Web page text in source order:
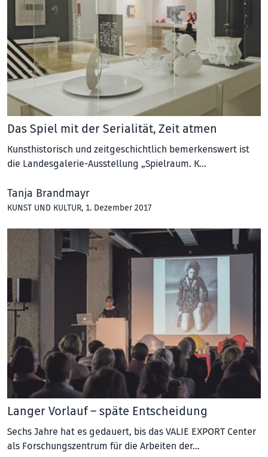
Das Spiel mit der Serialität, Zeit atmen
Kunsthistorisch und zeitgeschichtlich bemerkenswert ist
die Landesgalerie-Ausstellung „Spielraum. K…
Tanja Brandmayr
KUNST UND KULTUR, 1. Dezember 2017
Langer Vorlauf – späte Entscheidung
Sechs Jahre hat es gedauert, bis das VALIE EXPORT Center
als Forschungszentrum für die Arbeiten der…